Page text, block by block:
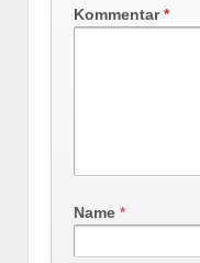
Kommentar*
Name *